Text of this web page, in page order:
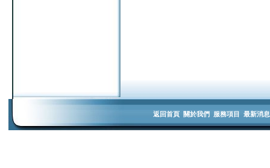
返回首頁 關於我們 服務項目 最新消息